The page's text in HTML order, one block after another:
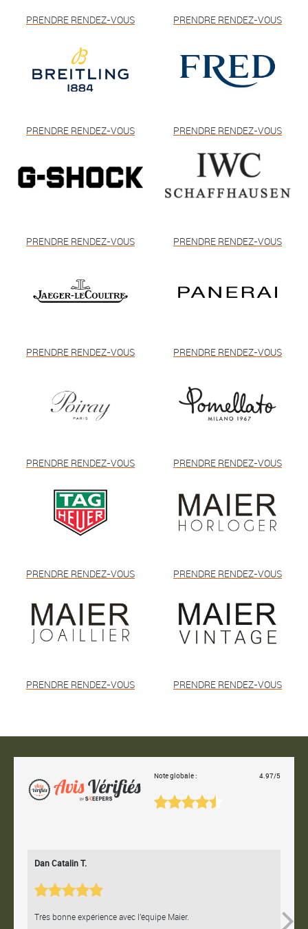
PRENDRE RENDEZ-VOUS PRENDRE RENDEZ-VOUS
PRENDRE RENDEZ-VOUS PRENDRE RENDEZ-VOUS
PRENDRE RENDEZ-VOUS PRENDRE RENDEZ-VOUS
PRENDRE RENDEZ-VOUS PRENDRE RENDEZ-VOUS
PRENDRE RENDEZ-VOUS PRENDRE RENDEZ-VOUS
PRENDRE RENDEZ-VOUS PRENDRE RENDEZ-VOUS
PRENDRE RENDEZ-VOUS PRENDRE RENDEZ-VOUS
Note globale : 4.97/5
Dan Catalin T.
Très bonne expérience avec l'équipe Maier.